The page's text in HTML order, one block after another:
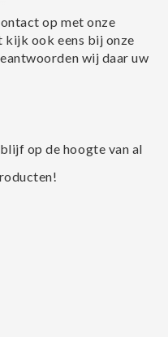
op met onze
kijk ook eens bij onze
wij daar uw
op de hoogte van al